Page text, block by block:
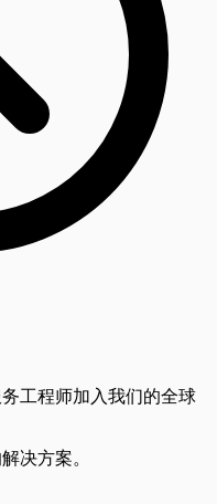
工程师加入我们的全球
决方案。